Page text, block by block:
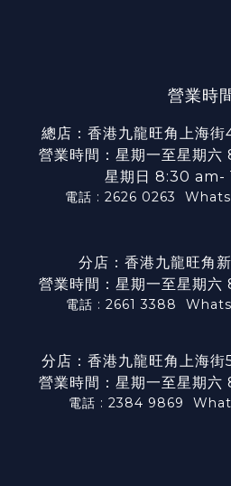
營業時
總店：香港九龍旺角上海
營業時間：星期一至星期
星期日 8:30 am-
電話 : 2626 0263
分店：香港九龍旺角
營業時間：星期一至星期
電話 : 2661 3388
分店：香港九龍旺角上海
營業時間：星期一至星期
電話 : 2384 9869